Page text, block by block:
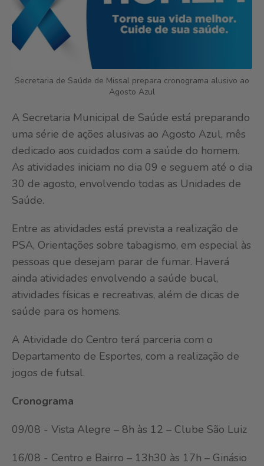
Secretaria de Saúde de Missal prepara cronograma alusivo ao
Agosto Azul
A Secretaria Municipal de Saúde está preparando
uma série de ações alusivas ao Agosto Azul, mês
dedicado aos cuidados com a saúde do homem.
As atividades iniciam no dia 09 e seguem até o dia
30 de agosto, envolvendo todas as Unidades de
Saúde.
Entre as atividades está prevista a realização de
PSA, Orientações sobre tabagismo, em especial às
pessoas que desejam parar de fumar. Haverá
ainda atividades envolvendo a saúde bucal,
atividades físicas e recreativas, além de dicas de
saúde para os homens.
A Atividade do Centro terá parceria com o
Departamento de Esportes, com a realização de
jogos de futsal.
Cronograma
09/08 - Vista Alegre – 8h às 12 – Clube São Luiz
16/08 - Centro e Bairro – 13h30 às 17h – Ginásio